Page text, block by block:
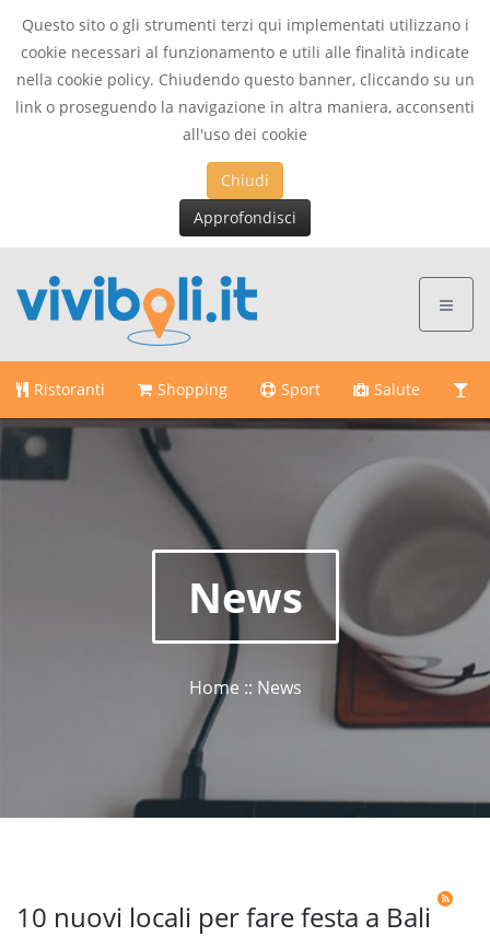
Questo sito o gli strumenti terzi qui implementati utilizzano i
cookie necessari al funzionamento e utili alle finalità indicate
nella cookie policy. Chiudendo questo banner, cliccando su un
link o proseguendo la navigazione in altra maniera, acconsenti
all'uso dei cookie
Chiudi
Approfondisci
Ristoranti Shopping Sport Salute
News
Home :: News
10 nuovi locali per fare festa a Bali